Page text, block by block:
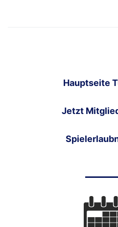
Hauptseite
Jetzt